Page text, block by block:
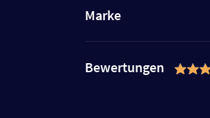
Marke
Bewertungen